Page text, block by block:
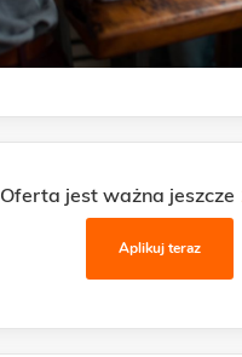
Oferta jest ważna jeszcze
Aplikuj teraz